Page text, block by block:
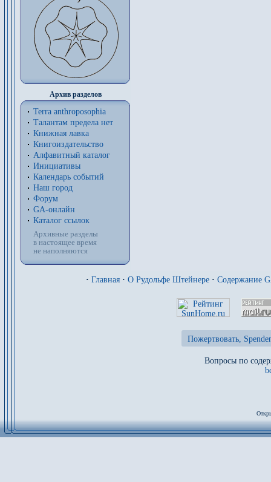
Архив разделов
Terra anthroposophia
Талантам предела нет
Книжная лавка
Книгоиздательство
Алфавитный каталог
Инициативы
Календарь событий
Наш город
Форум
GA-онлайн
Каталог ссылок
Архивные разделы
в настоящее время
не наполняются
· Главная · О Рудольфе Штейнере · Содержание
Пожертвовать,
Вопросы по